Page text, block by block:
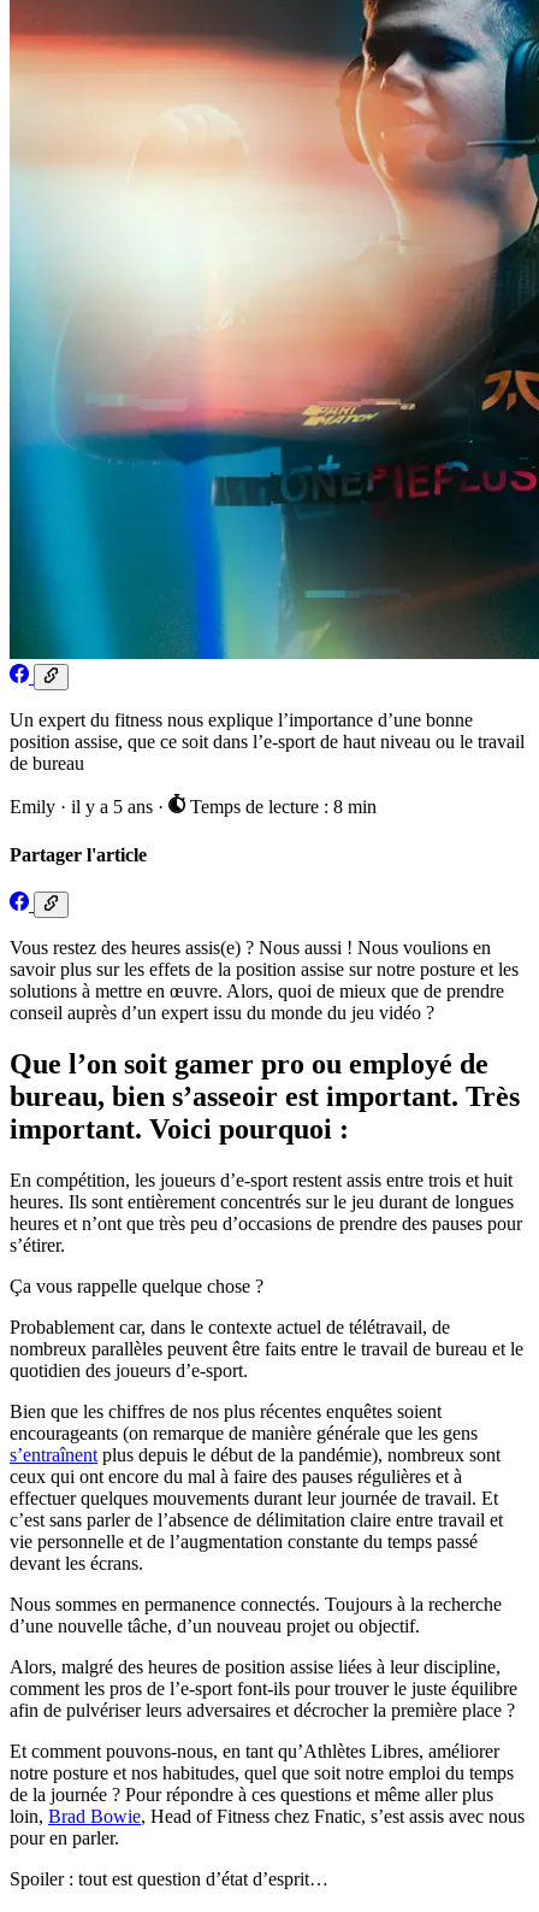
Un expert du fitness nous explique l’importance d’une bonne
position assise, que ce soit dans l’e-sport de haut niveau ou le travail
de bureau
Emily · il y a 5 ans · Temps de lecture : 8 min
Partager l'article
Vous restez des heures assis(e) ? Nous aussi ! Nous voulions en
savoir plus sur les effets de la position assise sur notre posture et les
solutions à mettre en œuvre. Alors, quoi de mieux que de prendre
conseil auprès d’un expert issu du monde du jeu vidéo ?
Que l’on soit gamer pro ou employé de
bureau, bien s’asseoir est important. Très
important. Voici pourquoi :
En compétition, les joueurs d’e-sport restent assis entre trois et huit
heures. Ils sont entièrement concentrés sur le jeu durant de longues
heures et n’ont que très peu d’occasions de prendre des pauses pour
s’étirer.
Ça vous rappelle quelque chose ?
Probablement car, dans le contexte actuel de télétravail, de
nombreux parallèles peuvent être faits entre le travail de bureau et le
quotidien des joueurs d’e-sport.
Bien que les chiffres de nos plus récentes enquêtes soient
encourageants (on remarque de manière générale que les gens
s’entraînent plus depuis le début de la pandémie), nombreux sont
ceux qui ont encore du mal à faire des pauses régulières et à
effectuer quelques mouvements durant leur journée de travail. Et
c’est sans parler de l’absence de délimitation claire entre travail et
vie personnelle et de l’augmentation constante du temps passé
devant les écrans.
Nous sommes en permanence connectés. Toujours à la recherche
d’une nouvelle tâche, d’un nouveau projet ou objectif.
Alors, malgré des heures de position assise liées à leur discipline,
comment les pros de l’e-sport font-ils pour trouver le juste équilibre
afin de pulvériser leurs adversaires et décrocher la première place ?
Et comment pouvons-nous, en tant qu’Athlètes Libres, améliorer
notre posture et nos habitudes, quel que soit notre emploi du temps
de la journée ? Pour répondre à ces questions et même aller plus
loin, Brad Bowie, Head of Fitness chez Fnatic, s’est assis avec nous
pour en parler.
Spoiler : tout est question d’état d’esprit…